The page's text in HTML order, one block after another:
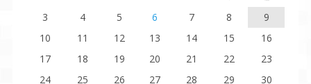
3
4 5 6 7 8
9
10
11 12 13 14 15
16
17
18 19 20 21 22
23
24
25 26 27 28 29
30